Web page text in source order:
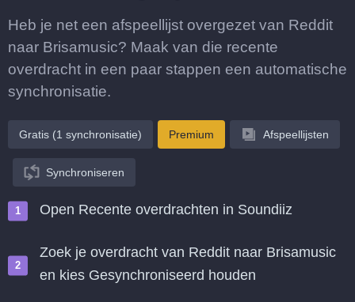
Heb je net een afspeellijst overgezet van Reddit
naar Brisamusic? Maak van die recente
overdracht in een paar stappen een automatische
synchronisatie.
Gratis (1 synchronisatie) Premium Afspeellijsten
Synchroniseren
Open Recente overdrachten in Soundiiz
Zoek je overdracht van Reddit naar Brisamusic
en kies Gesynchroniseerd houden